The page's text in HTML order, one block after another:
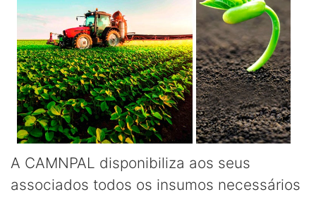
A CAMNPAL disponibiliza aos seus
associados todos os insumos necessários